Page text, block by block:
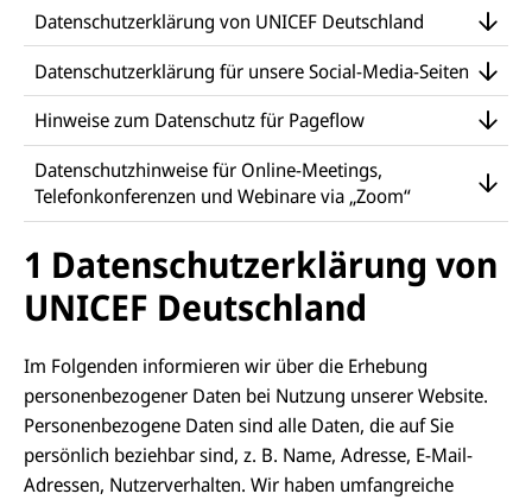
Datenschutzerklärung von UNICEF Deutschland
Datenschutzerklärung für unsere Social-Media-Seiten
Hinweise zum Datenschutz für Pageflow
Datenschutzhinweise für Online-Meetings,
Telefonkonferenzen und Webinare via „Zoom“
1 Datenschutzerklärung von
UNICEF Deutschland
Im Folgenden informieren wir über die Erhebung
personenbezogener Daten bei Nutzung unserer Website.
Personenbezogene Daten sind alle Daten, die auf Sie
persönlich beziehbar sind, z. B. Name, Adresse, E-Mail-
Adressen, Nutzerverhalten. Wir haben umfangreiche